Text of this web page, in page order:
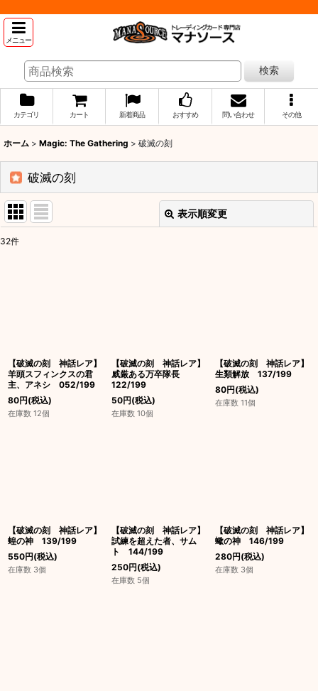
メニュー
検索
カテゴリ カート 新着商品 おすすめ 問い合わせ その他
ホーム > Magic: The Gathering > 破滅の刻
破滅の刻
表示順変更
32件
【破滅の刻 神話レア】
羊頭スフィンクスの君
主、アネシ 052/199
80円(税込)
在庫数 12個
【破滅の刻 神話レア】
威厳ある万卒隊長
122/199
50円(税込)
在庫数 10個
【破滅の刻 神話レア】
生類解放 137/199
80円(税込)
在庫数 11個
【破滅の刻 神話レア】
蝗の神 139/199
550円(税込)
在庫数 3個
【破滅の刻 神話レア】
試練を超えた者、サム
ト 144/199
250円(税込)
在庫数 5個
【破滅の刻 神話レア】
蠍の神 146/199
280円(税込)
在庫数 3個